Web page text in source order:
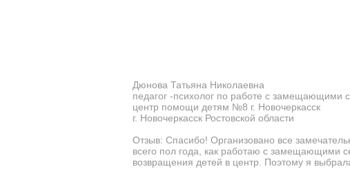
Дюнова Татьяна Николаевна
педагог -психолог по работе с замещающими
центр помощи детям №8 г. Новочеркасск
г. Новочеркасск Ростовской области
Отзыв: Спасибо! Организовано все
всего пол года, как работаю с замещающими
возвращения детей в центр. Поэтому я выбрала